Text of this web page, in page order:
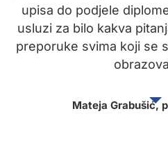
upisa do podjele
usluzi za bilo kakva
preporuke svima koji se
Mateja Grabušić,